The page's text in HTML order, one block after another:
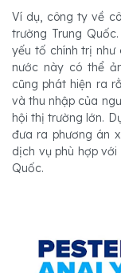
Ví dụ, công ty về
trường Trung
yếu tố chính trị như
nước này có thể
cũng phát hiện ra
và thu nhập của
hội thị trường lớn.
đưa ra phương án
dịch vụ phù hợp
Quốc.